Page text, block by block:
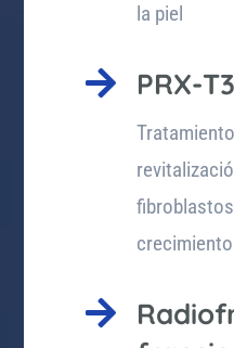
la piel
 PRX-
crecimiento
